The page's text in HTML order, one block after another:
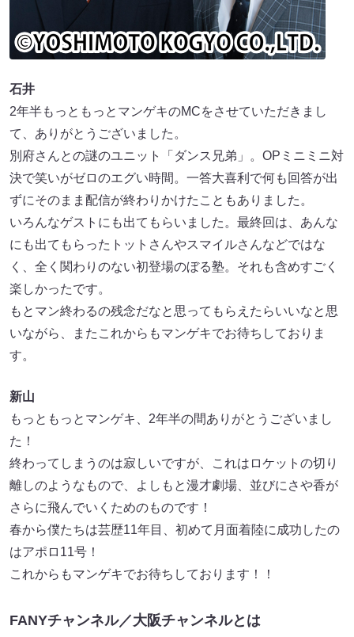
石井
2年半もっともっとマンゲキのMCをさせていただきまし
て、ありがとうございました。
別府さんとの謎のユニット「ダンス兄弟」。OPミニミニ対
決で笑いがゼロのエグい時間。一答大喜利で何も回答が出
ずにそのまま配信が終わりかけたこともありました。
いろんなゲストにも出てもらいました。最終回は、あんな
にも出てもらったトットさんやスマイルさんなどではな
く、全く関わりのない初登場のぼる塾。それも含めすごく
楽しかったです。
もとマン終わるの残念だなと思ってもらえたらいいなと思
いながら、またこれからもマンゲキでお待ちしておりま
す。
新山
もっともっとマンゲキ、2年半の間ありがとうございまし
た！
終わってしまうのは寂しいですが、これはロケットの切り
離しのようなもので、よしもと漫才劇場、並びにさや香が
さらに飛んでいくためのものです！
春から僕たちは芸歴11年目、初めて月面着陸に成功したの
はアポロ11号！
これからもマンゲキでお待ちしております！！
FANYチャンネル／大阪チャンネルとは